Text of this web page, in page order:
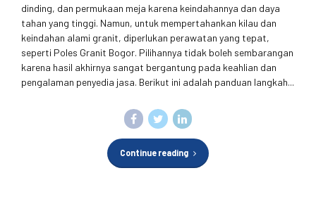
dinding, dan permukaan meja karena keindahannya dan daya
tahan yang tinggi. Namun, untuk mempertahankan kilau dan
keindahan alami granit, diperlukan perawatan yang tepat,
seperti Poles Granit Bogor. Pilihannya tidak boleh sembarangan
karena hasil akhirnya sangat bergantung pada keahlian dan
pengalaman penyedia jasa. Berikut ini adalah panduan langkah...
Continue reading